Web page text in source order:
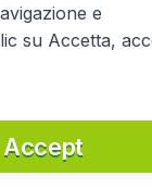
e
su Accetta,
Accept